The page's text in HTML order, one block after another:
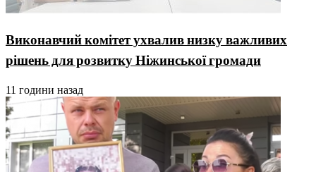
Виконавчий комітет ухвалив низку важливих
рішень для розвитку Ніжинської громади
11 години назад